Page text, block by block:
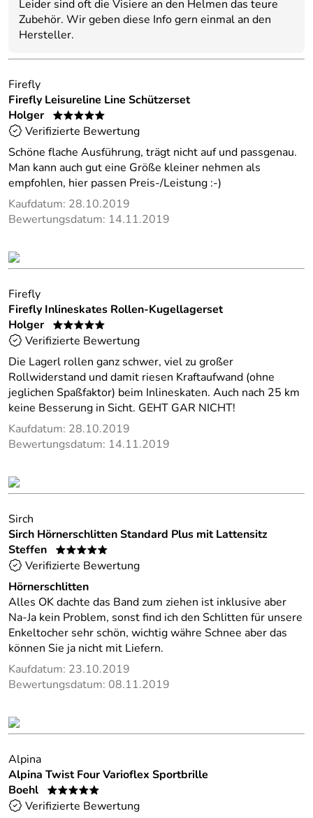
Leider sind oft die Visiere an den Helmen das teure
Zubehör. Wir geben diese Info gern einmal an den
Hersteller.
Firefly
Firefly Leisureline Line Schützerset
Holger
*****
Verifizierte Bewertung
Schöne flache Ausführung, trägt nicht auf und passgenau.
Man kann auch gut eine Größe kleiner nehmen als
empfohlen, hier passen Preis-/Leistung :-)
Kaufdatum: 28.10.2019
Bewertungsdatum: 14.11.2019
Firefly
Firefly Inlineskates Rollen-Kugellagerset
Holger
*****
Verifizierte Bewertung
Die Lagerl rollen ganz schwer, viel zu großer
Rollwiderstand und damit riesen Kraftaufwand (ohne
jeglichen Spaßfaktor) beim Inlineskaten. Auch nach 25 km
keine Besserung in Sicht. GEHT GAR NICHT!
Kaufdatum: 28.10.2019
Bewertungsdatum: 14.11.2019
Sirch
Sirch Hörnerschlitten Standard Plus mit Lattensitz
Steffen
*****
Verifizierte Bewertung
Hörnerschlitten
Alles OK dachte das Band zum ziehen ist inklusive aber
Na-Ja kein Problem, sonst find ich den Schlitten für unsere
Enkeltocher sehr schön, wichtig währe Schnee aber das
können Sie ja nicht mit Liefern.
Kaufdatum: 23.10.2019
Bewertungsdatum: 08.11.2019
Alpina
Alpina Twist Four Varioflex Sportbrille
Boehl
*****
Verifizierte Bewertung